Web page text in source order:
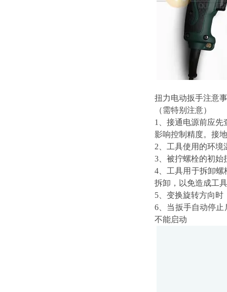
扭力电动扳手注意
（需特别注意）
1、接通电源前应先
影响控制精度。接
2、工具使用的环
3、被拧螺栓的初始
4、工具用于拆卸
拆卸，以免造成工
5、变换旋转方向
6、当扳手自动停
不能启动